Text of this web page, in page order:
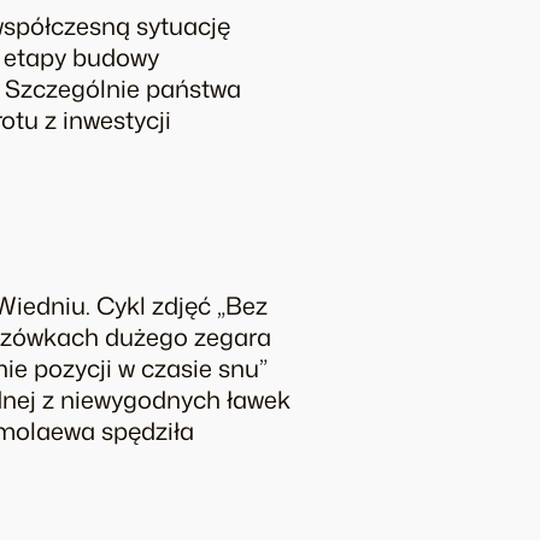
sytuację
budowy
państwa
z inwestycji
Cykl zdjęć „Bez
dużego zegara
pozycji w czasie snu”
z niewygodnych ławek
spędziła